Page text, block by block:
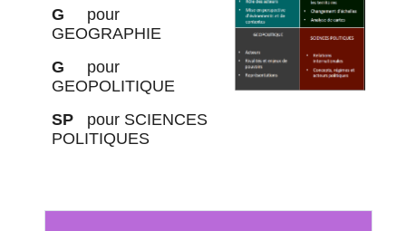
G
pour
GEOGRAPHIE
G pour
GEOPOLITIQUE
SP pour SCIENCES
POLITIQUES